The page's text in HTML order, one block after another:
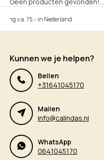
v.a. 75,- in Nederland
Kunnen we je helpen?
Bellen
+31641045170
Mailen
info@calindas.nl
WhatsApp
0641045170